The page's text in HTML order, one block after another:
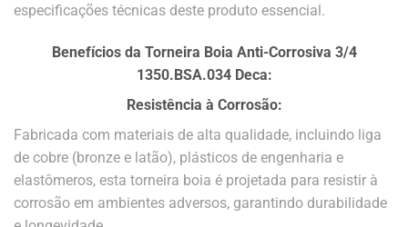
especificações técnicas deste produto essencial.
Benefícios da Torneira Boia Anti-Corrosiva 3/4
1350.BSA.034 Deca:
Resistência à Corrosão:
Fabricada com materiais de alta qualidade, incluindo liga
de cobre (bronze e latão), plásticos de engenharia e
elastômeros, esta torneira boia é projetada para resistir à
corrosão em ambientes adversos, garantindo durabilidade